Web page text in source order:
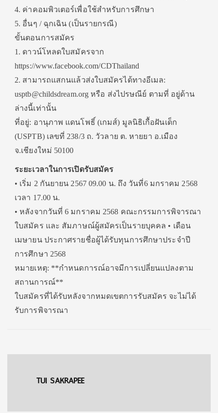
4. ค่าคอมพิวเตอร์เพื่อใช้สำหรับการศึกษา
5. อื่นๆ / ฉุกเฉิน (เป็นรายกรณี)
ขั้นตอนการสมัคร
1. ดาวน์โหลดใบสมัครจาก
https://www.facebook.com/CDThailand
2. สามารถแสกนแล้วส่งใบสมัครได้ทางอีเมล:
usptb@childsdream.org หรือ ส่งไปรษณีย์ ตามที่ อยู่ด้าน
ล่างนี้เท่านั้น
ที่อยู่: อานุภาพ แดนโพธิ์ (เกมส์) มูลนิธิเกื้อฝันเด็ก
(USPTB) เลขที่ 238/3 ถ. วัวลาย ต. หายยา อ.เมือง
จ.เชียงใหม่ 50100
ระยะเวลาในการเปิดรับสมัคร
• เริ่ม 2 กันยายน 2567 09.00 น. ถึง วันที่6 มกราคม 2568
เวลา 17.00 น.
• หลังจากวันที่ 6 มกราคม 2568 คณะกรรมการพิจารณา
ใบสมัคร และ สัมภาษณ์ผู้สมัครเป็นรายบุคคล • เดือน
เมษายน ประกาศรายชื่อผู้ได้รับทุนการศึกษาประจำปี
การศึกษา 2568
หมายเหตุ: **กำหนดการณ์อาจมีการเปลี่ยนแปลงตาม
สถานการณ์**
ใบสมัครที่ได้รับหลังจากหมดเขตการรับสมัคร จะไม่ได้
รับการพิจารณา
TUI SAKRAPEE